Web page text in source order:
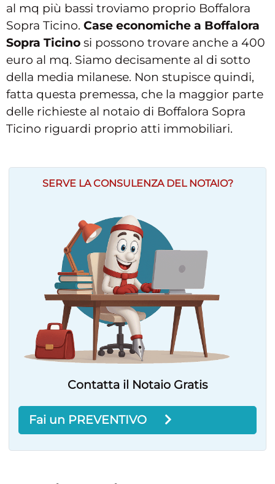
al mq più bassi troviamo proprio Boffalora
Sopra Ticino. Case economiche a Boffalora
Sopra Ticino si possono trovare anche a 400
euro al mq. Siamo decisamente al di sotto
della media milanese. Non stupisce quindi,
fatta questa premessa, che la maggior parte
delle richieste al notaio di Boffalora Sopra
Ticino riguardi proprio atti immobiliari.
SERVE LA CONSULENZA DEL NOTAIO?
Contatta il Notaio Gratis
Fai un PREVENTIVO